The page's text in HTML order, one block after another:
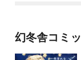
幻冬舎コミ